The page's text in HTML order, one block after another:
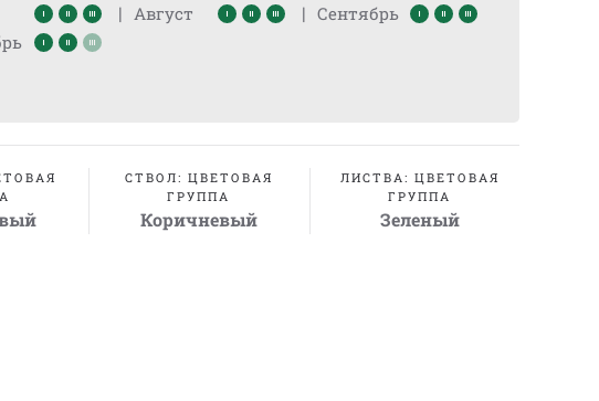
| Август | Сентябрь
СТВОЛ: ЦВЕТОВАЯ
ГРУППА
Коричневый
ЛИСТВА: ЦВЕТОВАЯ
ГРУППА
Зеленый